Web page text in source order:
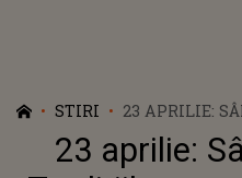
STIRI
23 APRILIE:
PE CARE
ACEASTĂ ZI?
23 aprilie: